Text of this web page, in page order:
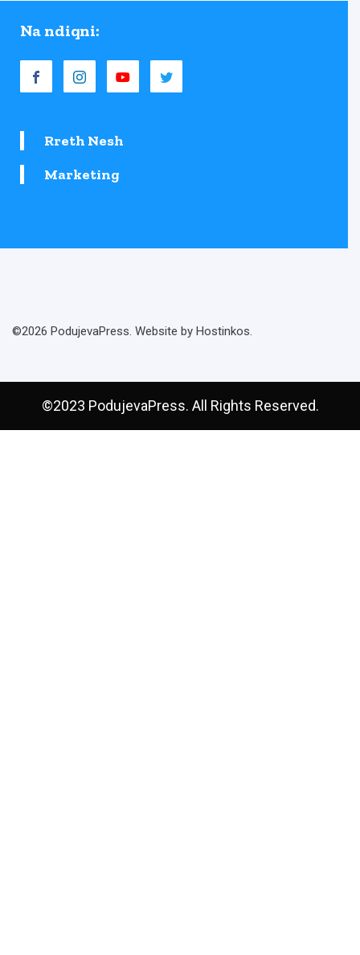
Na ndiqni:
Rreth Nesh
Marketing
©2026 PodujevaPress. Website by Hostinkos.
©2023 PodujevaPress. All Rights Reserved.